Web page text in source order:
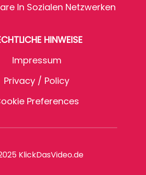
In Sozialen Netzwerken
HINWEISE
Impressum
Privacy / Policy
Preferences
KlickDasVideo.de